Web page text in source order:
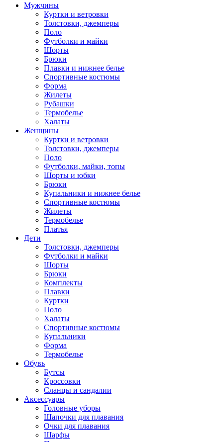
Мужчины
Куртки и ветровки
Толстовки, джемперы
Поло
Футболки и майки
Шорты
Брюки
Плавки и нижнее белье
Спортивные костюмы
Форма
Жилеты
Рубашки
Термобелье
Халаты
Женщины
Куртки и ветровки
Толстовки, джемперы
Поло
Футболки, майки, топы
Шорты и юбки
Брюки
Купальники и нижнее белье
Спортивные костюмы
Жилеты
Термобелье
Платья
Дети
Толстовки, джемперы
Футболки и майки
Шорты
Брюки
Комплекты
Плавки
Куртки
Поло
Халаты
Спортивные костюмы
Купальники
Форма
Термобелье
Обувь
Бутсы
Кроссовки
Сланцы и сандалии
Аксессуары
Головные уборы
Шапочки для плавания
Очки для плавания
Шарфы